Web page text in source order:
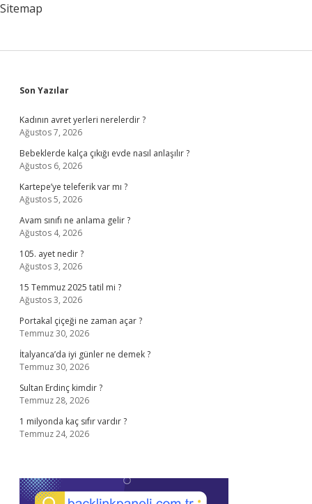
Sitemap
Sidebar
Son Yazılar
Kadının avret yerleri nerelerdir ?
Ağustos 7, 2026
Bebeklerde kalça çıkığı evde nasıl anlaşılır ?
Ağustos 6, 2026
Kartepe’ye teleferik var mı ?
Ağustos 5, 2026
Avam sınıfı ne anlama gelir ?
Ağustos 4, 2026
105. ayet nedir ?
Ağustos 3, 2026
15 Temmuz 2025 tatil mi ?
Ağustos 3, 2026
Portakal çiçeği ne zaman açar ?
Temmuz 30, 2026
İtalyanca’da iyi günler ne demek ?
Temmuz 30, 2026
Sultan Erdinç kimdir ?
Temmuz 28, 2026
1 milyonda kaç sıfır vardır ?
Temmuz 24, 2026